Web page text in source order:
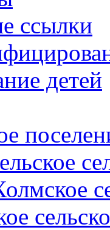
ссылки
детей